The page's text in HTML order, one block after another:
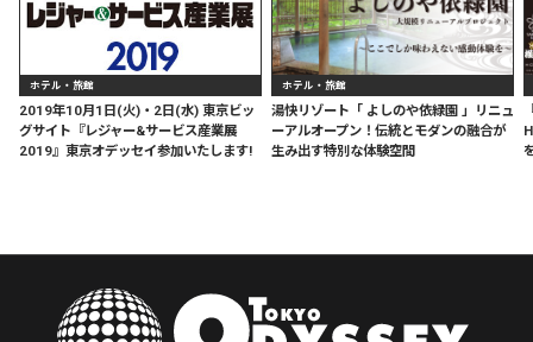
ホテル・旅館
2019年10月1日(火)・2日(水) 東京ビッ
グサイト『レジャー&サービス産業展
2019』東京オデッセイ参加いたします!
ホテル・旅館
湯快リゾート「 よしのや依緑園 」リニュ
ーアルオープン！伝統とモダンの融合が
生み出す特別な体験空間